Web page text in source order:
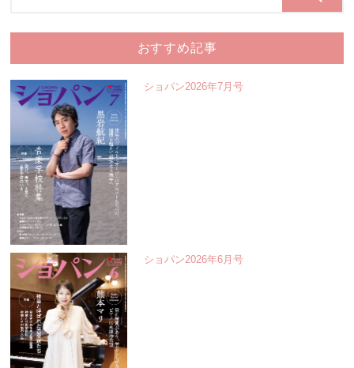
おすすめ記事
ショパン2026年7月号
ショパン2026年6月号